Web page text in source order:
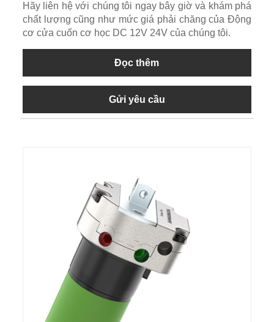
Hãy liên hệ với chúng tôi ngay bây giờ và khám phá
chất lượng cũng như mức giá phải chăng của Động
cơ cửa cuốn cơ học DC 12V 24V của chúng tôi.
Đọc thêm
Gửi yêu cầu